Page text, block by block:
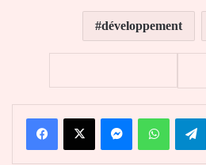
développement
FacebookX Messenger